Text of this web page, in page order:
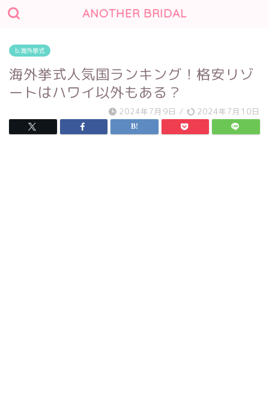
ANOTHER BRIDAL
b.海外挙式
海外挙式人気国ランキング！格安リゾ
ートはハワイ以外もある？
2024年7月9日 / 2024年7月10日